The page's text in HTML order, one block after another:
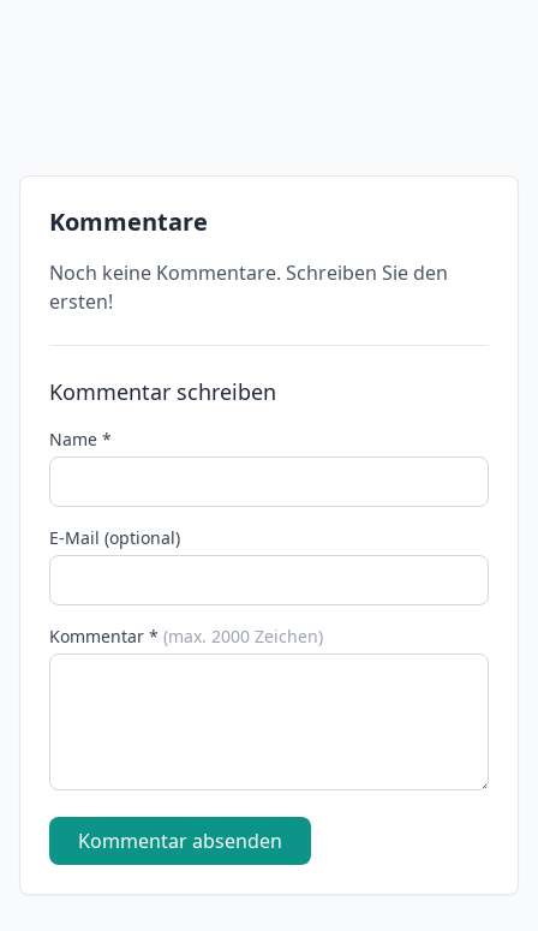
Kommentare
Noch keine Kommentare. Schreiben Sie den
ersten!
Kommentar schreiben
Name *
E-Mail (optional)
Kommentar * (max. 2000 Zeichen)
Kommentar absenden